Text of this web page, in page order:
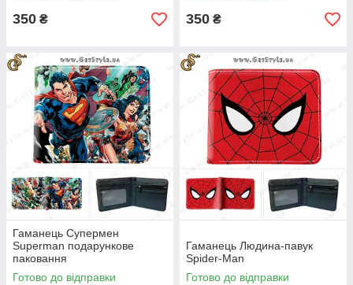
350 ₴ 350 ₴
Гаманець Супермен
Superman подарункове
паковання
Готово до відправки
Гаманець Людина-павук
Spider-Man
Готово до відправки